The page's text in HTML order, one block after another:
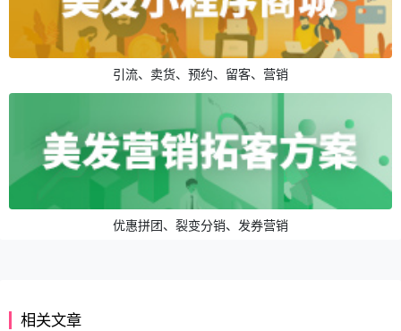
引流、卖货、预约、留客、营销
优惠拼团、裂变分销、发券营销
相关文章